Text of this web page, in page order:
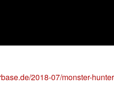
2018-07/monster-